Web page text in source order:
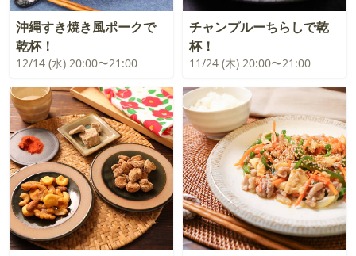
沖縄すき焼き風ポークで
乾杯！
12/14 (水) 20:00〜21:00
チャンプルーちらしで乾
杯！
11/24 (木) 20:00〜21:00